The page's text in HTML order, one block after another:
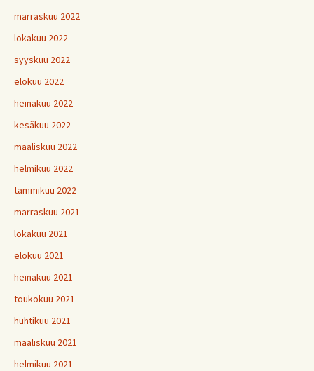
marraskuu 2022
lokakuu 2022
syyskuu 2022
elokuu 2022
heinäkuu 2022
kesäkuu 2022
maaliskuu 2022
helmikuu 2022
tammikuu 2022
marraskuu 2021
lokakuu 2021
elokuu 2021
heinäkuu 2021
toukokuu 2021
huhtikuu 2021
maaliskuu 2021
helmikuu 2021